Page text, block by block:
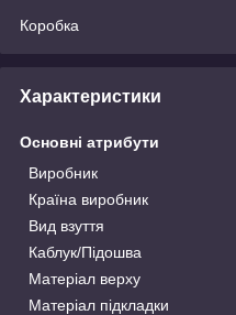
Коробка
Характеристики
Основні атрибути
Виробник
Країна виробник
Вид взуття
Каблук/Підошва
Матеріал верху
Матеріал підкладки